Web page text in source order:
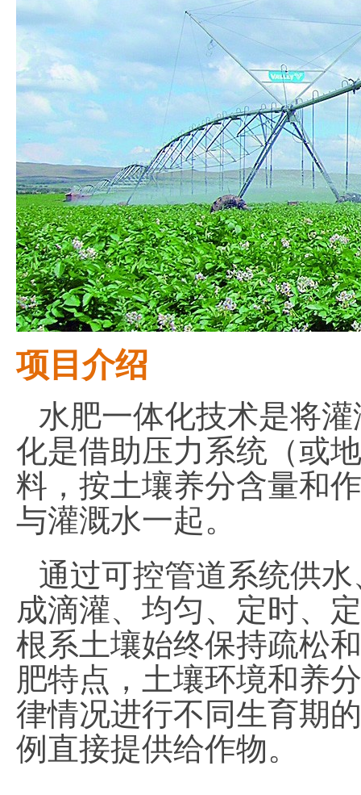
项目介绍
水肥一体化技术是将灌
化是借助压力系统（或
料，按土壤养分含量和
与灌溉水一起。
通过可控管道系统供
成滴灌、均匀、定时、
根系土壤始终保持疏松
肥特点，土壤环境和养
律情况进行不同生育期
例直接提供给作物。